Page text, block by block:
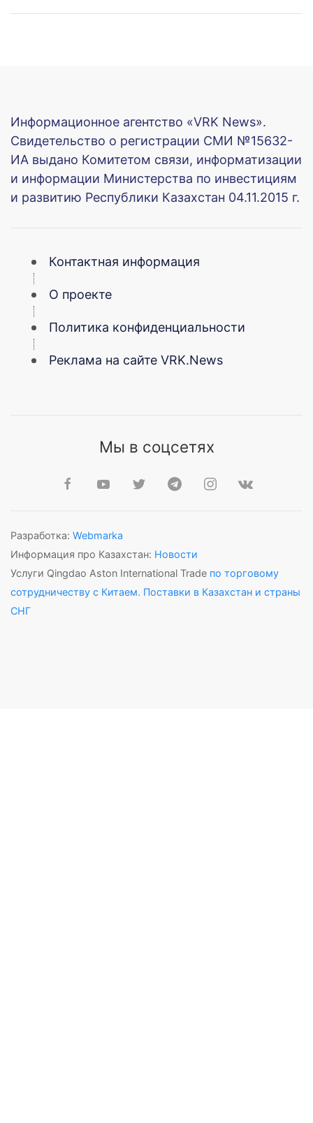
Информационное агентство «VRK News».
Свидетельство о регистрации СМИ №15632-
ИА выдано Комитетом связи, информатизации
и информации Министерства по инвестициям
и развитию Республики Казахстан 04.11.2015 г.
Контактная информация
О проекте
Политика конфиденциальности
Реклама на сайте VRK.News
Мы в соцсетях
Разработка: Webmarka
Информация про Казахстан: Новости
Услуги Qingdao Aston International Trade по торговому
сотрудничеству с Китаем. Поставки в Казахстан и страны
СНГ